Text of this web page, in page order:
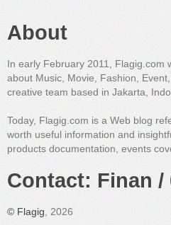
About
In early February 2011, Flagig.com
about Music, Movie, Fashion,
creative team based in Jakarta,
Today, Flagig.com is a Web blog
worth useful information and
products documentation, events
Contact: Finan /
© Flagig , 2026